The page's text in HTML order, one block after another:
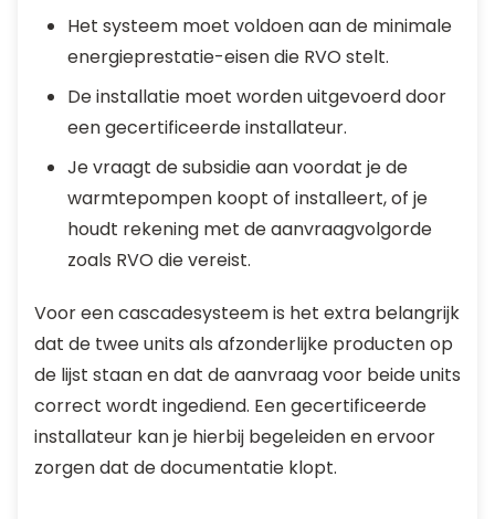
Het systeem moet voldoen aan de minimale
energieprestatie-eisen die RVO stelt.
De installatie moet worden uitgevoerd door
een gecertificeerde installateur.
Je vraagt de subsidie aan voordat je de
warmtepompen koopt of installeert, of je
houdt rekening met de aanvraagvolgorde
zoals RVO die vereist.
Voor een cascadesysteem is het extra belangrijk
dat de twee units als afzonderlijke producten op
de lijst staan en dat de aanvraag voor beide units
correct wordt ingediend. Een gecertificeerde
installateur kan je hierbij begeleiden en ervoor
zorgen dat de documentatie klopt.